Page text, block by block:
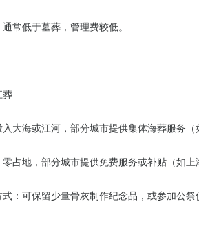
通常低于墓葬，管理费较低。
葬
入大海或江河，部分城市提供集体海葬服务
零占地，部分城市提供免费服务或补贴（如上
式：可保留少量骨灰制作纪念品，或参加公祭